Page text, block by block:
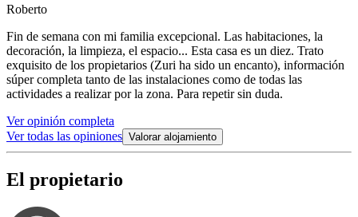
Roberto
Fin de semana con mi familia excepcional. Las habitaciones, la
decoración, la limpieza, el espacio... Esta casa es un diez. Trato
exquisito de los propietarios (Zuri ha sido un encanto), información
súper completa tanto de las instalaciones como de todas las
actividades a realizar por la zona. Para repetir sin duda.
Ver opinión completa
Ver todas las opiniones Valorar alojamiento
El propietario